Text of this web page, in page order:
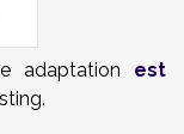
adaptation est